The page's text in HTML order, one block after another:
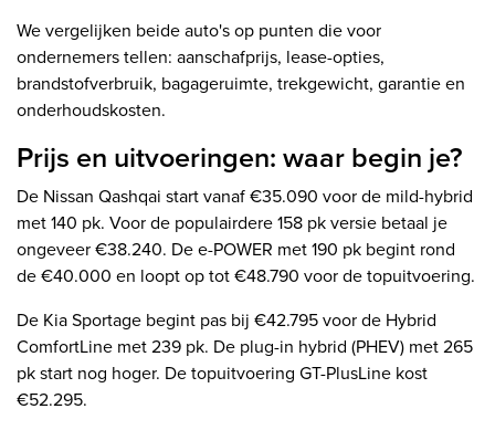
We vergelijken beide auto's op punten die voor
ondernemers tellen: aanschafprijs, lease-opties,
brandstofverbruik, bagageruimte, trekgewicht, garantie en
onderhoudskosten.
Prijs en uitvoeringen: waar begin je?
De Nissan Qashqai start vanaf €35.090 voor de mild-hybrid
met 140 pk. Voor de populairdere 158 pk versie betaal je
ongeveer €38.240. De e-POWER met 190 pk begint rond
de €40.000 en loopt op tot €48.790 voor de topuitvoering.
De Kia Sportage begint pas bij €42.795 voor de Hybrid
ComfortLine met 239 pk. De plug-in hybrid (PHEV) met 265
pk start nog hoger. De topuitvoering GT-PlusLine kost
€52.295.